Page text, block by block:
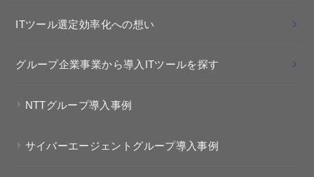
ITツール選定効率化への想い
グループ企業事業から導入ITツールを探す
NTTグループ導入事例
サイバーエージェントグループ導入事例